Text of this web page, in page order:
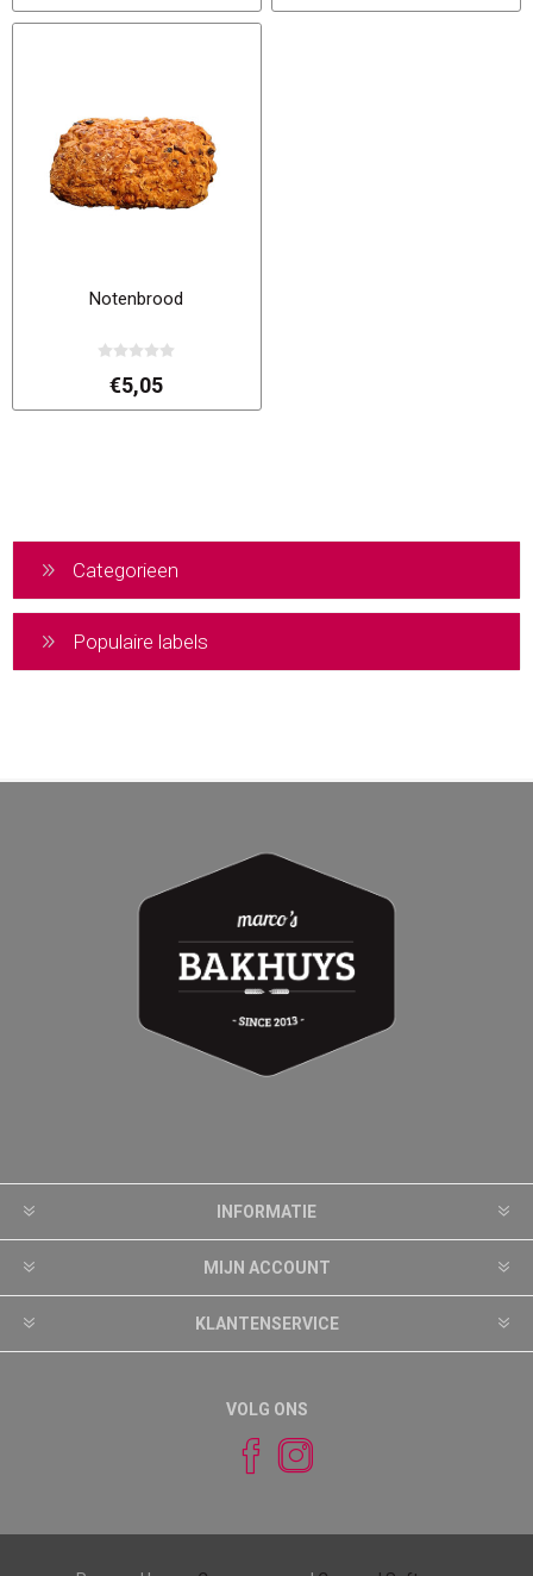
Notenbrood
€5,05
Categorieen
Populaire labels
INFORMATIE
MIJN ACCOUNT
KLANTENSERVICE
VOLG ONS